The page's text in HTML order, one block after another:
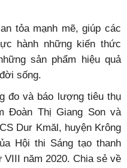
tỏa mạnh mẽ, giúp các
hành những kiến thức
sản phẩm hiệu quả
sống.
đo và báo lượng tiêu thụ
Đoàn Thị Giang Son và
Dur Kmăl, huyện Krông
Hội thi Sáng tạo thanh
VIII năm 2020. Chia sẻ về